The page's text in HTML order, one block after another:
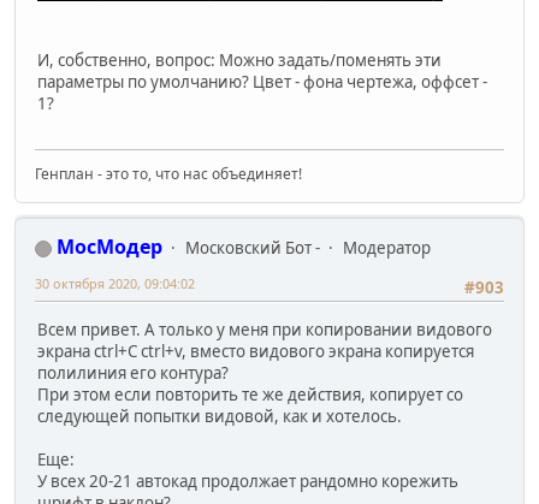
И, собственно, вопрос: Можно задать/поменять эти
параметры по умолчанию? Цвет - фона чертежа, оффсет -
1?
Генплан - это то, что нас объединяет!
МосМодер Московский Бот -
Модератор
#903
30 октября 2020, 09:04:02
Всем привет. А только у меня при копировании видового
экрана ctrl+C ctrl+v, вместо видового экрана копируется
полилиния его контура?
При этом если повторить те же действия, копирует со
следующей попытки видовой, как и хотелось.
Еще:
У всех 20-21 автокад продолжает рандомно корежить